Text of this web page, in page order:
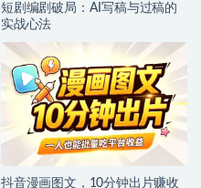
短剧编剧破局：AI写稿与过稿的
实战心法
抖音漫画图文，10分钟出片赚收